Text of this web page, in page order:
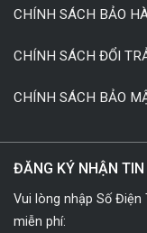
CHÍNH SÁCH BẢO
CHÍNH SÁCH ĐỔI
CHÍNH SÁCH BẢO
ĐĂNG KÝ NHẬN TIN
Vui lòng nhập Số
miễn phí: